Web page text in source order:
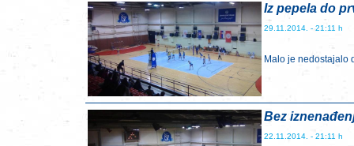
Iz pepela do
29.11.2014. - 21:11 h
Malo je nedostajalo
Bez
22.11.2014. - 21:11 h